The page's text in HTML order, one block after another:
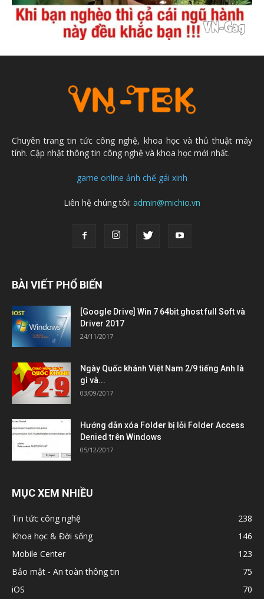
Chuyên trang tin tức công nghệ, khoa học và thủ thuật máy
tính. Cập nhật thông tin công nghệ và khoa học mới nhất.
game online ảnh chế gái xinh
Liên hệ chúng tôi: admin@michio.vn
BÀI VIẾT PHỔ BIẾN
[Google Drive] Win 7 64bit ghost full Soft và
Driver 2017
24/11/2017
Ngày Quốc khánh Việt Nam 2/9 tiếng Anh là
gì và...
03/09/2017
Hướng dẫn xóa Folder bị lỗi Folder Access
Denied trên Windows
05/12/2017
MỤC XEM NHIỀU
Tin tức công nghệ
238
Khoa học & Đời sống
146
Mobile Center
123
Bảo mật - An toàn thông tin
75
iOS
70